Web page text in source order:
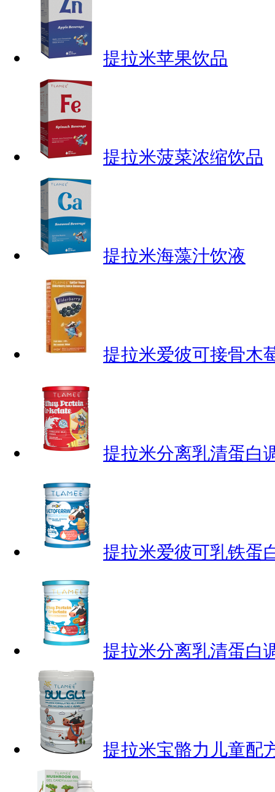
提拉米苹果饮品
提拉米菠菜浓缩饮品
提拉米海藻汁饮液
提拉米爱彼可接骨木
提拉米分离乳清蛋白
提拉米爱彼可乳铁蛋
提拉米分离乳清蛋白
提拉米宝骼力儿童配